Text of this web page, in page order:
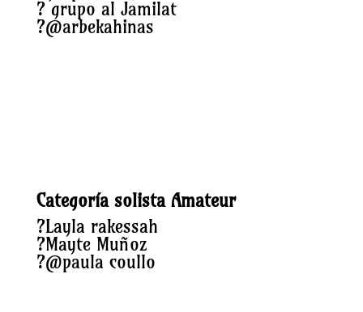
?grupo al Jamilat
?@arbekahinas
Categoría solista Amateur
?Layla rakessah
?Mayte Muñoz
?@paula coullo